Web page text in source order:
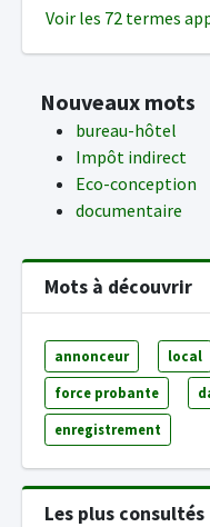
Voir les 72 termes
Nouveaux mots
bureau-hôtel
Impôt indirect
Eco-conception
documentaire
Mots à découvrir
annonceur local
force probante
enregistrement
Les plus consultés